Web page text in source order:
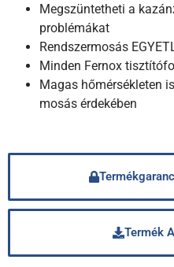
Megszüntetheti a
problémákat
Rendszermosás
Minden Fernox
Magas hőmérsékleten
mosás érdekében
Termék